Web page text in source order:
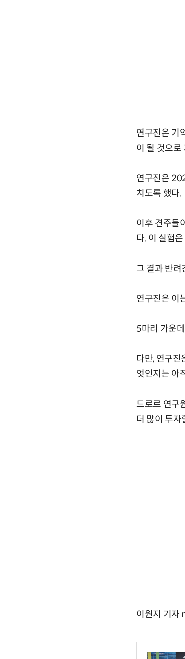
연구진은 기
이 될 것으로
연구진은
치도록 했다.
이후 견주들
다. 이 실험
그 결과 반
연구진은 이
5마리 가운
다만, 연구진
엇인지는 아
드로르 연구
더 많이 투자
이원지 기